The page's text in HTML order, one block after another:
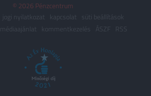
© 2026 Pénzcentrum
jogi nyilatkozat kapcsolat
süti beállítások
médiaajánlat kommentkezelés ÁSZF RSS